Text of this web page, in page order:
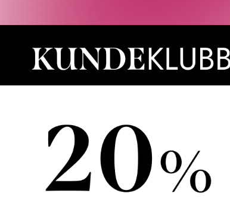
PENCIL
ACCESSORIES
799KR
3 VARIANTER